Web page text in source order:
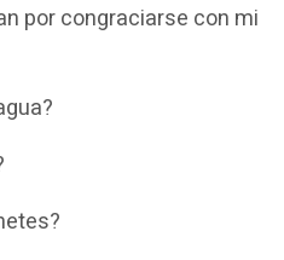
por congraciarse con mi